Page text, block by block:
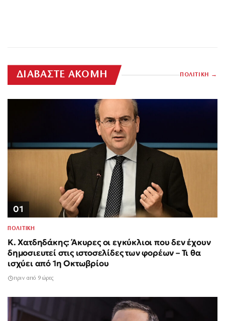
ΔΙΑΒΑΣΤΕ ΑΚΟΜΗ ΠΟΛΙΤΙΚΗ
01
ΠΟΛΙΤΙΚΗ
Κ. Χατδηδάκης: Άκυρες οι εγκύκλιοι που δεν έχουν
δημοσιευτεί στις ιστοσελίδες των φορέων – Τι θα
ισχύει από 1η Οκτωβρίου
πριν από 9 ώρες